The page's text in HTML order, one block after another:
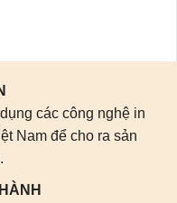
các công nghệ in
Nam để cho ra sản